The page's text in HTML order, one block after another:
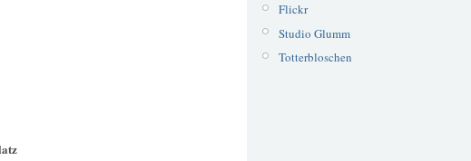
Flickr
Studio Glumm
Totterbloschen